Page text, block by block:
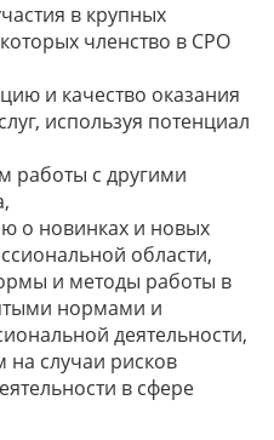
в крупных
членство в СРО
и качество оказания
используя потенциал
работы с другими
о новинках и новых
области,
и методы работы в
нормами и
деятельности,
на случаи рисков
в сфере